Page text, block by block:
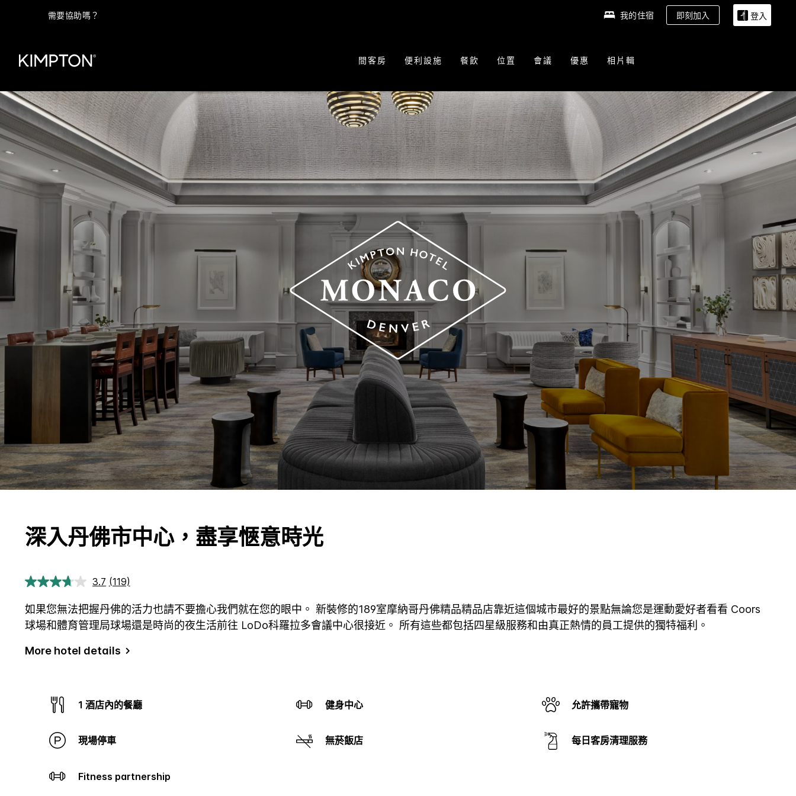
需要協助嗎？ 我的住宿 即刻加入 登入
間客房 便利設施 餐飲 位置 會議 優惠 相片輯
深入丹佛市中心，盡享愜意時光
3.7 閱
119
評
論.
相
頁
(119)
如果您無法把握丹佛的活力也請不要擔心我們就在您的眼中。 新裝修的189室摩納哥丹佛精品精品店靠近這個城市最好的景點無論您是運動愛好者看看 Coors
球場和體育管理局球場還是時尚的夜生活前往 LoDo科羅拉多會議中心很接近。 所有這些都包括四星級服務和由真正熱情的員工提供的獨特福利。
More hotel details
1 酒店內的餐廳 健身中心 允許攜帶寵物
現場停車 無菸飯店 每日客房清理服務
Fitness partnership